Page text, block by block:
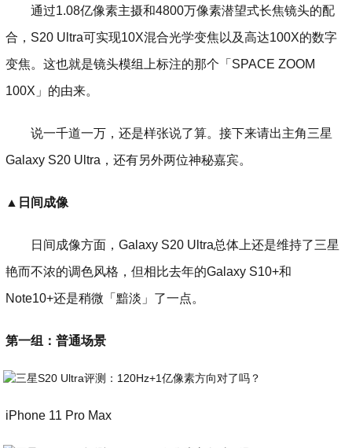
通过1.08亿像素主摄和4800万像素潜望式长焦镜头的配
合，S20 Ultra可实现10X混合光学变焦以及高达100X的数字
变焦。这也就是镜头模组上标注的那个「SPACE ZOOM
100X」的由来。
说一千道一万，还是样张说了算。接下来请出主角三星
Galaxy S20 Ultra，还有另外两位神秘嘉宾。
▲ 日间成像
日间成像方面，Galaxy S20 Ultra总体上还是维持了三星
艳而不浓的调色风格，但相比去年的Galaxy S10+和
Note10+还是稍微「黯淡」了一点。
第一组：普通场景
iPhone 11 Pro Max